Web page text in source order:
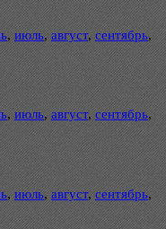
, июль, август, сентябрь,
, июль, август, сентябрь,
, июль, август, сентябрь,